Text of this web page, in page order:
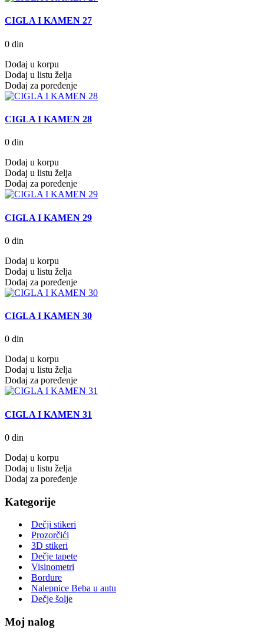
CIGLA I KAMEN 27
0 din
Dodaj u korpu
Dodaj u listu želja
Dodaj za poređenje
CIGLA I KAMEN 28
0 din
Dodaj u korpu
Dodaj u listu želja
Dodaj za poređenje
CIGLA I KAMEN 29
0 din
Dodaj u korpu
Dodaj u listu želja
Dodaj za poređenje
CIGLA I KAMEN 30
0 din
Dodaj u korpu
Dodaj u listu želja
Dodaj za poređenje
CIGLA I KAMEN 31
0 din
Dodaj u korpu
Dodaj u listu želja
Dodaj za poređenje
Kategorije
Dečji stikeri
Prozorčići
3D stikeri
Dečje tapete
Visinometri
Bordure
Nalepnice Beba u autu
Dečje šolje
Moj nalog